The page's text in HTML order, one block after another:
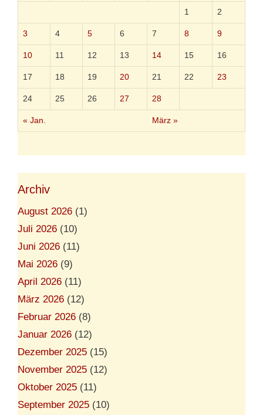
a
c
a
f
f
i
e
P
o
i
t
i
k
ü
r
s
« Jan. März »
1 2
3 4 5 6 7 8 9
10 11 12 13 14 15 16
17 18 19 20 21 22 23
24 25 26 27 28
Archiv
August 2026 (1)
Juli 2026 (10)
Juni 2026 (11)
Mai 2026 (9)
April 2026 (11)
März 2026 (12)
Februar 2026 (8)
Januar 2026 (12)
Dezember 2025 (15)
November 2025 (12)
Oktober 2025 (11)
September 2025 (10)